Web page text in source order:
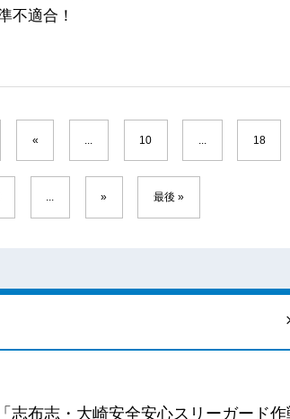
不適合！
« ... 10 ... 18
... » 最後 »
志布志・大崎安全安心スリーガード